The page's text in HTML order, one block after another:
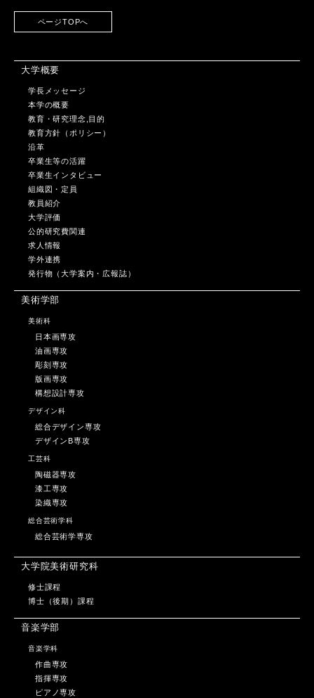
ページTOPへ
大学概要
学長メッセージ
本学の概要
教育・研究理念,目的
教育方針（ポリシー）
沿革
卒業生等の活躍
卒業生インタビュー
組織図・定員
教員紹介
大学評価
公的研究費関連
求人情報
学外連携
発行物（大学案内・広報誌）
美術学部
美術科
日本画専攻
油画専攻
彫刻専攻
版画専攻
構想設計専攻
デザイン科
総合デザイン専攻
デザインB専攻
工芸科
陶磁器専攻
漆工専攻
染織専攻
総合芸術学科
総合芸術学専攻
大学院美術研究科
修士課程
博士（後期）課程
音楽学部
音楽学科
作曲専攻
指揮専攻
ピアノ専攻